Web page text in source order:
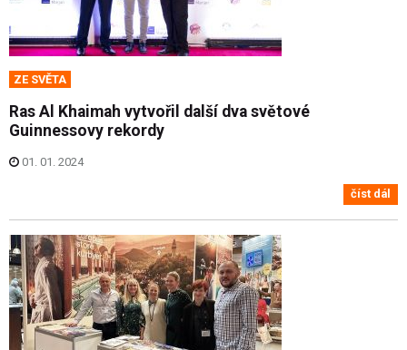
ZE SVĚTA
Ras Al Khaimah vytvořil další dva světové
Guinnessovy rekordy
01. 01. 2024
číst dál